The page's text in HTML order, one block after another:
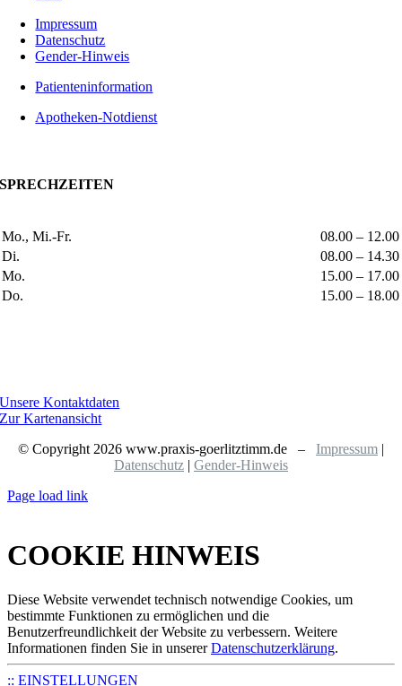
Impressum
Datenschutz
Gender-Hinweis
Patienteninformation
Apotheken-Notdienst
SPRECHZEITEN
Mo., Mi.-Fr.
08.00 – 12.00
Di.
08.00 – 14.30
Mo.
15.00 – 17.00
Do.
15.00 – 18.00
Unsere Kontaktdaten
Zur Kartenansicht
© Copyright 2026 www.praxis-goerlitztimm.de – Impressum |
Datenschutz | Gender-Hinweis
Page load link
COOKIE HINWEIS
Diese Website verwendet technisch notwendige Cookies, um
bestimmte Funktionen zu ermöglichen und die
Benutzerfreundlichkeit der Website zu verbessern. Weitere
Informationen finden Sie in unsererDatenschutzerklärung.
:: EINSTELLUNGEN